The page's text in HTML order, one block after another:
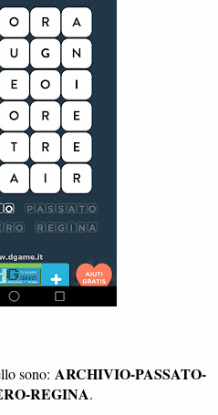
sono: ARCHIVIO-PASSATO-
REGINA.